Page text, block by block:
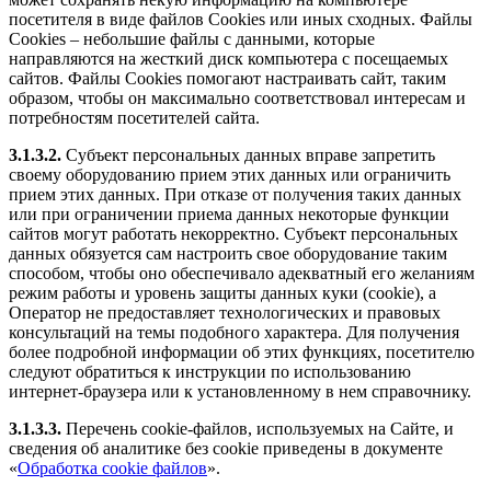
посетителя в виде файлов Cookies или иных сходных. Файлы
Cookies – небольшие файлы с данными, которые
направляются на жесткий диск компьютера с посещаемых
сайтов. Файлы Cookies помогают настраивать сайт, таким
образом, чтобы он максимально соответствовал интересам и
потребностям посетителей сайта.
3.1.3.2. Субъект персональных данных вправе запретить
своему оборудованию прием этих данных или ограничить
прием этих данных. При отказе от получения таких данных
или при ограничении приема данных некоторые функции
сайтов могут работать некорректно. Субъект персональных
данных обязуется сам настроить свое оборудование таким
способом, чтобы оно обеспечивало адекватный его желаниям
режим работы и уровень защиты данных куки (cookie), а
Оператор не предоставляет технологических и правовых
консультаций на темы подобного характера. Для получения
более подробной информации об этих функциях, посетителю
следуют обратиться к инструкции по использованию
интернет-браузера или к установленному в нем справочнику.
3.1.3.3. Перечень cookie-файлов, используемых на Сайте, и
сведения об аналитике без cookie приведены в документе
«Обработка cookie файлов».